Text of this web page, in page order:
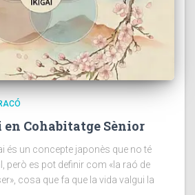
Cohabitatge Sènior
és un concepte japonès que no té
però es pot definir com «la raó de
cosa que fa que la vida valgui la